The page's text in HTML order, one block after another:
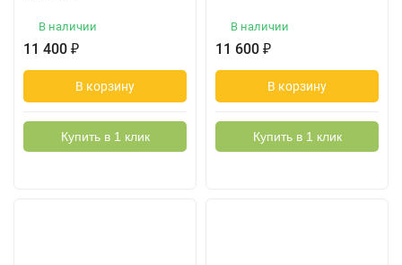
В наличии
11 400 ₽
В корзину
Купить в 1 клик
В наличии
11 600 ₽
В корзину
Купить в 1 клик